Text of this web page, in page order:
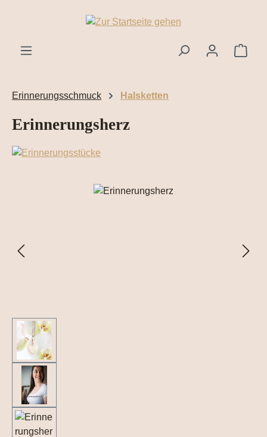
Zum Hauptinhalt springen
Erinnerungsschmuck Halsketten
Erinnerungsherz
Bildergalerie überspringen